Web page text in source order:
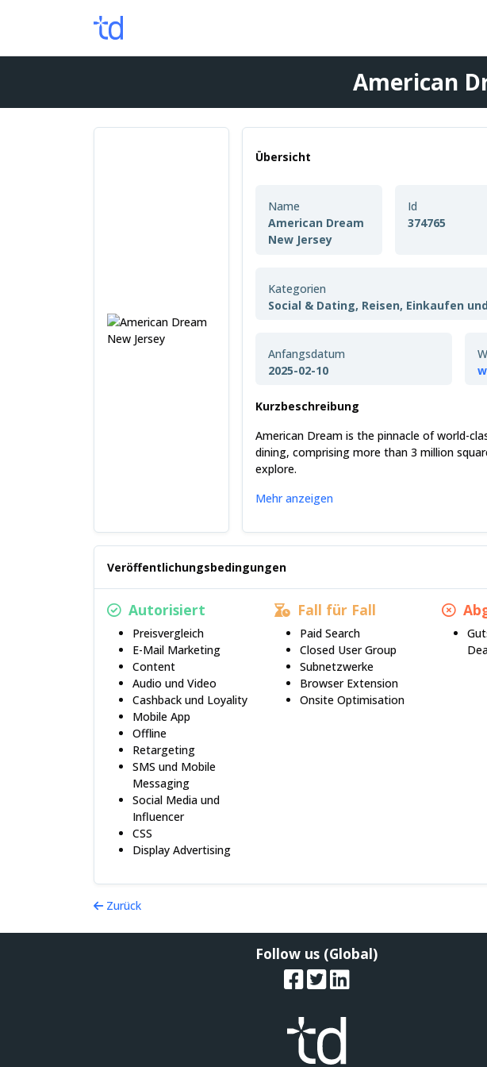
American
Übersicht
Name
American Dream
New Jersey
Id
374765
Kategorien
Social & Dating, Reisen, Einkaufen
Anfangsdatum
2025-02-10
Kurzbeschreibung
American Dream is the pinnacle of world-
dining, comprising more than 3 million
explore.
Mehr anzeigen
Veröffentlichungsbedingungen
Autorisiert
Preisvergleich
E-Mail Marketing
Content
Audio und Video
Cashback und Loyality
Mobile App
Offline
Retargeting
SMS und Mobile
Messaging
Social Media und
Influencer
CSS
Display Advertising
Fall für Fall
Paid Search
Closed User Group
Subnetzwerke
Browser Extension
Onsite Optimisation
Zurück
Follow us (Global)